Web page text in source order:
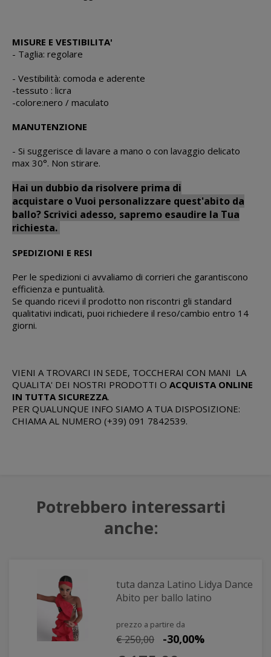
MISURE E VESTIBILITA'
- Taglia: regolare
- Vestibilità: comoda e aderente
-tessuto : licra
-colore:nero / maculato
MANUTENZIONE
- Si suggerisce di lavare a mano o con lavaggio delicato
max 30°. Non stirare.
Hai un dubbio da risolvere prima di
acquistare o Vuoi personalizzare quest'abito da
ballo? Scrivici adesso, sapremo esaudire la Tua
richiesta.
SPEDIZIONI E RESI
Per le spedizioni ci avvaliamo di corrieri che garantiscono
efficienza e puntualità.
Se quando ricevi il prodotto non riscontri gli standard
qualitativi indicati, puoi richiedere il reso/cambio entro 14
giorni.
VIENI A TROVARCI IN SEDE, TOCCHERAI CON MANI LA
QUALITA' DEI NOSTRI PRODOTTI O ACQUISTA ONLINE
IN TUTTA SICUREZZA.
PER QUALUNQUE INFO SIAMO A TUA DISPOSIZIONE:
CHIAMA AL NUMERO (+39) 091 7842539.
Potrebbero interessarti
anche:
tuta danza Latino Lidya Dance
Abito per ballo latino
prezzo a partire da
€ 250,00 -30,00%